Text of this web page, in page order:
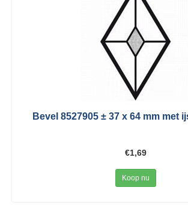
Bevel 8527905 ± 37 x 64 mm met
€1,69
Koop nu